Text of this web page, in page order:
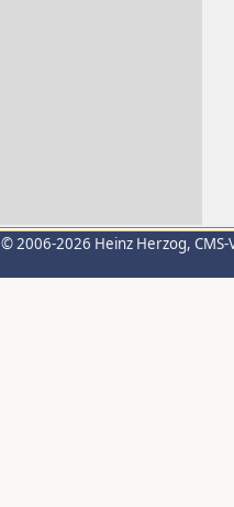
© 2006-2026 Heinz Herzog,